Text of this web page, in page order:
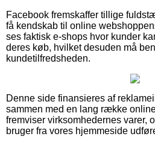
Facebook fremskaffer tillige
få kendskab til online
ses faktisk e-shops hvor kunder
deres køb, hvilket desuden må
kundetilfredsheden.
Denne side finansieres af
sammen med en lang række
fremviser virksomhedernes varer,
bruger fra vores hjemmeside